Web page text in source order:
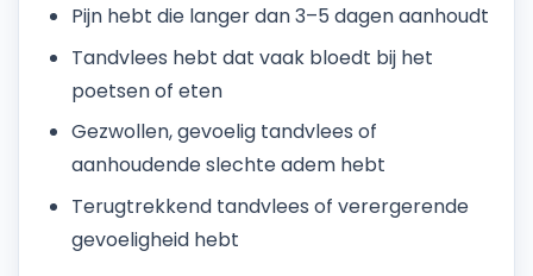
Pijn hebt die langer dan 3–5 dagen aanhoudt
Tandvlees hebt dat vaak bloedt bij het
poetsen of eten
Gezwollen, gevoelig tandvlees of
aanhoudende slechte adem hebt
Terugtrekkend tandvlees of verergerende
gevoeligheid hebt